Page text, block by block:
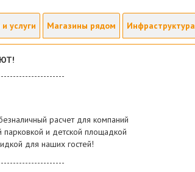
услуги Магазины рядом Инфраструктура
расчет для компаний
и детской площадкой
для наших гостей!